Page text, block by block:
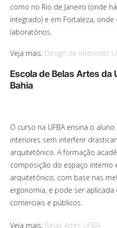
como no Rio de Janeiro (onde
integrado) e em Fortaleza,
laboratórios.
Veja mais: Design de Interiores
Escola de Belas Artes da
Bahia
O curso na UFBA ensina o
interiores sem interferir
arquitetônico. A formação
composição do espaço interno
arquitetônico, com base nas
ergonomia, e pode ser
comerciais e públicos.
Veja mais: Belas Artes UFBA